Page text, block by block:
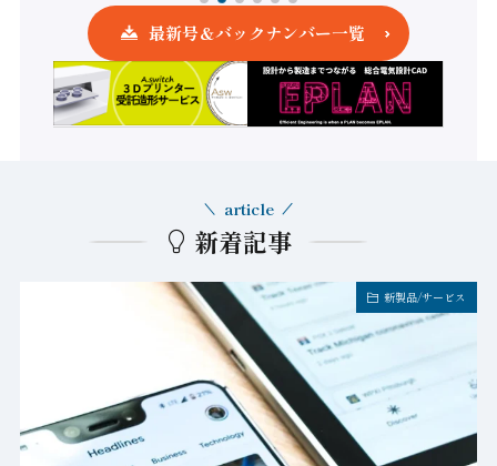
最新号＆バックナンバー一覧
新着記事
article
新製品/サービス